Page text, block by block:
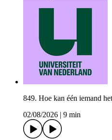
849. Hoe kan één iemand
02/08/2026
9 min